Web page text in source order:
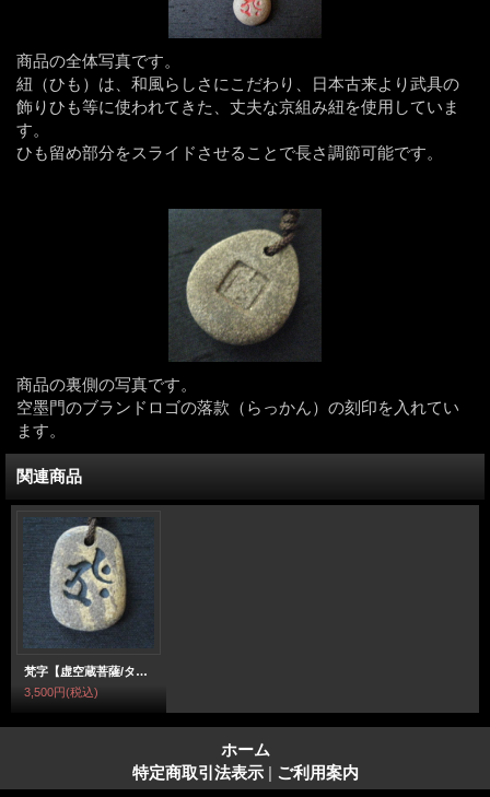
商品の全体写真です。
紐（ひも）は、和風らしさにこだわり、日本古来より武具の
飾りひも等に使われてきた、丈夫な京組み紐を使用していま
す。
ひも留め部分をスライドさせることで長さ調節可能です。
商品の裏側の写真です。
空墨門のブランドロゴの落款（らっかん）の刻印を入れてい
ます。
関連商品
梵字【虚空蔵菩薩/タラーク】ペンダントネックレス 丑（うし）・寅（とら）年生まれの方の守護梵字
3,500円(税込)
ホーム
特定商取引法表示 | ご利用案内